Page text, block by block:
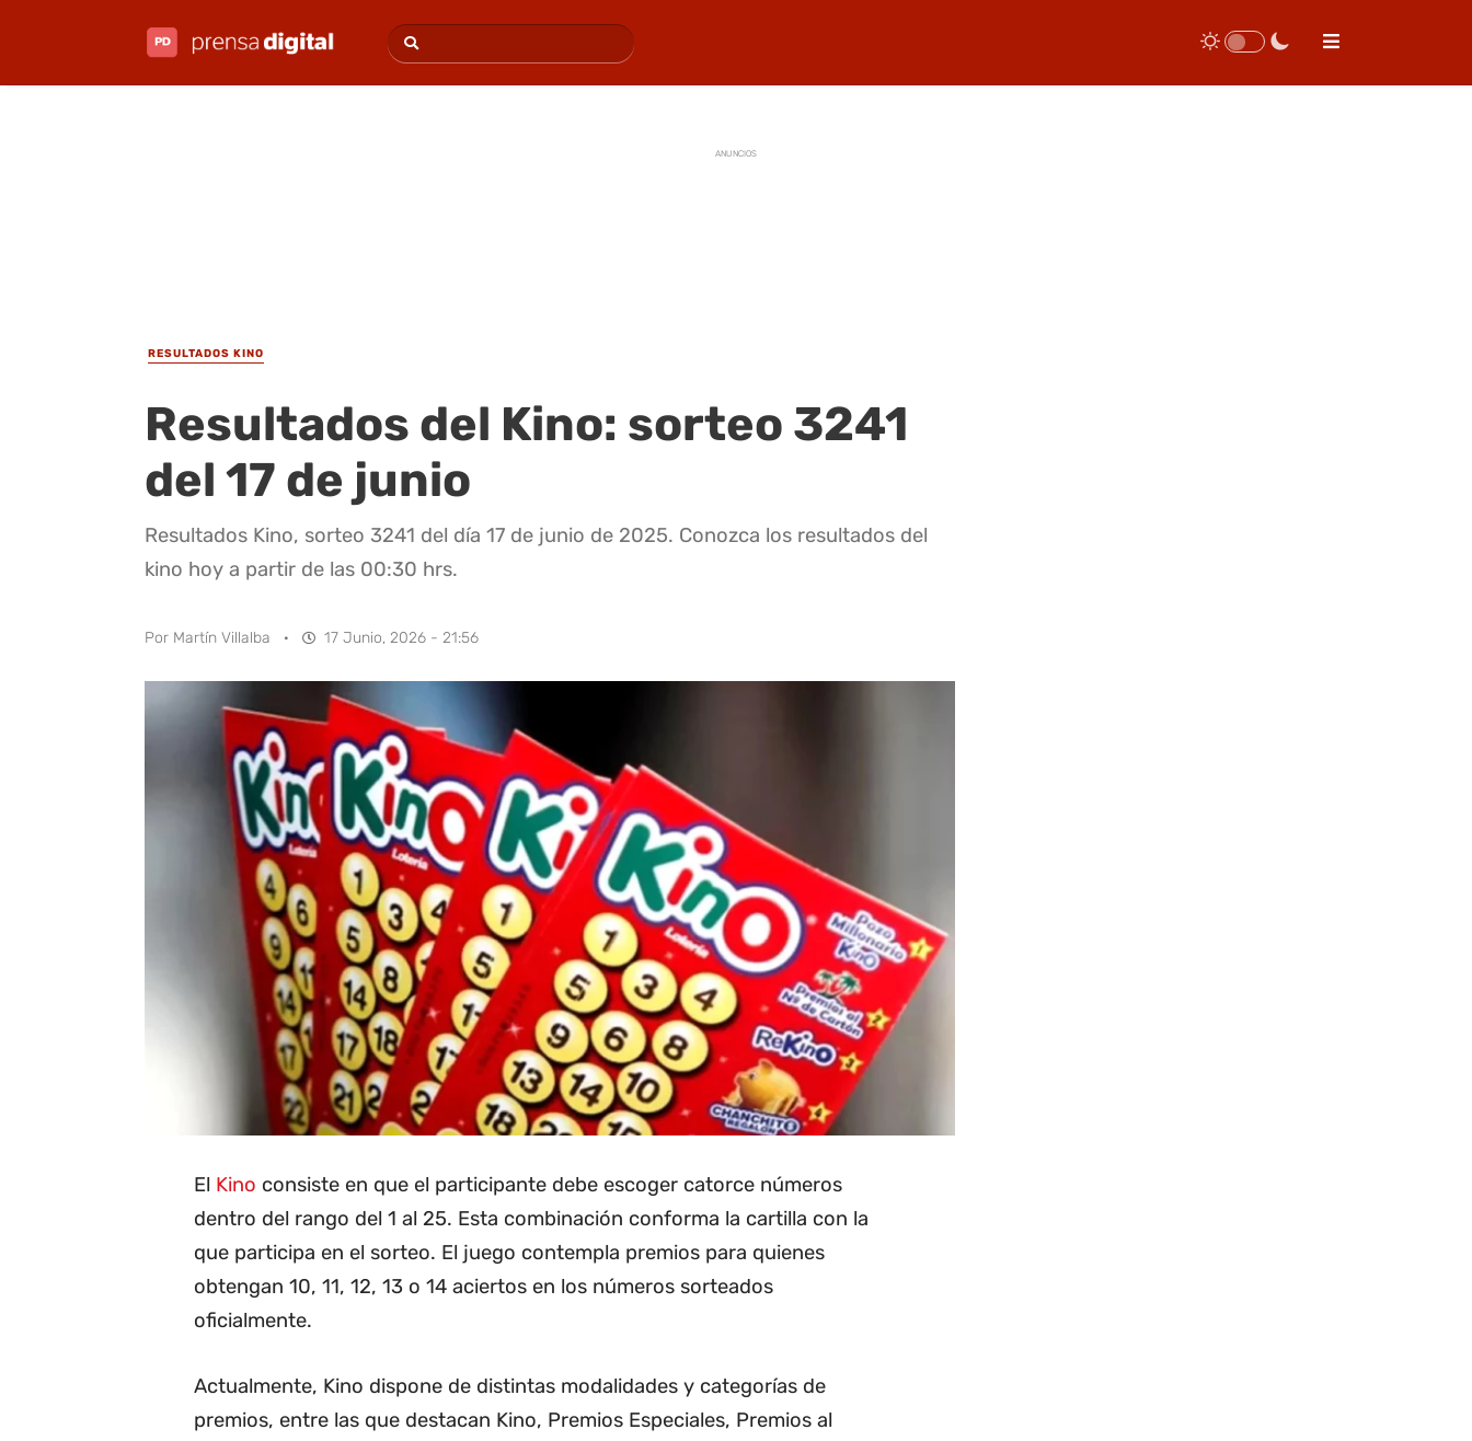
ANUNCIOS
RESULTADOS KINO
Resultados del Kino: sorteo 3241
del 17 de junio
Resultados Kino, sorteo 3241 del día 17 de junio de 2025. Conozca los resultados del
kino hoy a partir de las 00:30 hrs.
Por Martín Villalba · 17 Junio, 2026 - 21:56
El Kino consiste en que el participante debe escoger catorce números
dentro del rango del 1 al 25. Esta combinación conforma la cartilla con la
que participa en el sorteo. El juego contempla premios para quienes
obtengan 10, 11, 12, 13 o 14 aciertos en los números sorteados
oficialmente.
Actualmente, Kino dispone de distintas modalidades y categorías de
premios, entre las que destacan Kino, Premios Especiales, Premios al